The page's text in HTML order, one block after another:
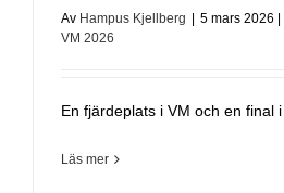
Av Hampus Kjellberg | 5 mars 2026 |
VM 2026
En fjärdeplats i VM och en final
Läs mer